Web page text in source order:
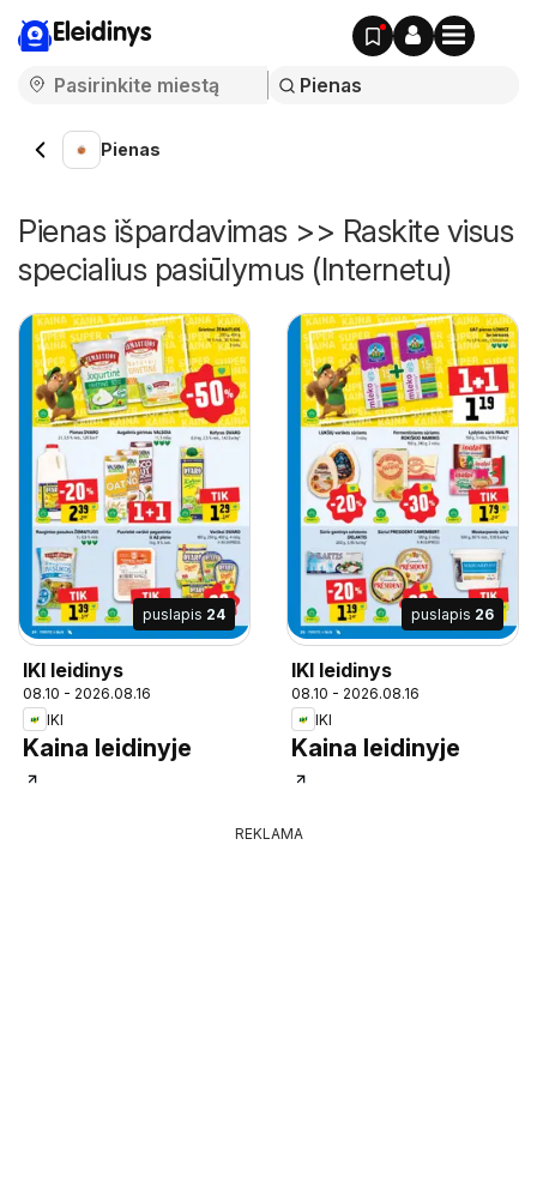
Eleidinys
Pienas
Pienas išpardavimas >> Raskite visus
specialius pasiūlymus (Internetu)
puslapis 24
IKI leidinys
08.10 - 2026.08.16
IKI
Kaina leidinyje
puslapis 26
IKI leidinys
08.10 - 2026.08.16
IKI
Kaina leidinyje
REKLAMA